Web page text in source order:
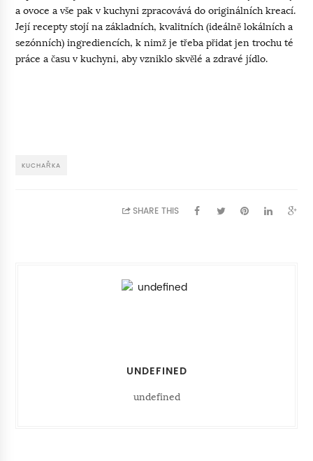
a ovoce a vše pak v kuchyni zpracovává do originálních kreací.
Její recepty stojí na základních, kvalitních (ideálně lokálních a
sezónních) ingrediencích, k nimž je třeba přidat jen trochu té
práce a času v kuchyni, aby vzniklo skvělé a zdravé jídlo.
KUCHAŘKA
SHARE THIS
UNDEFINED
undefined